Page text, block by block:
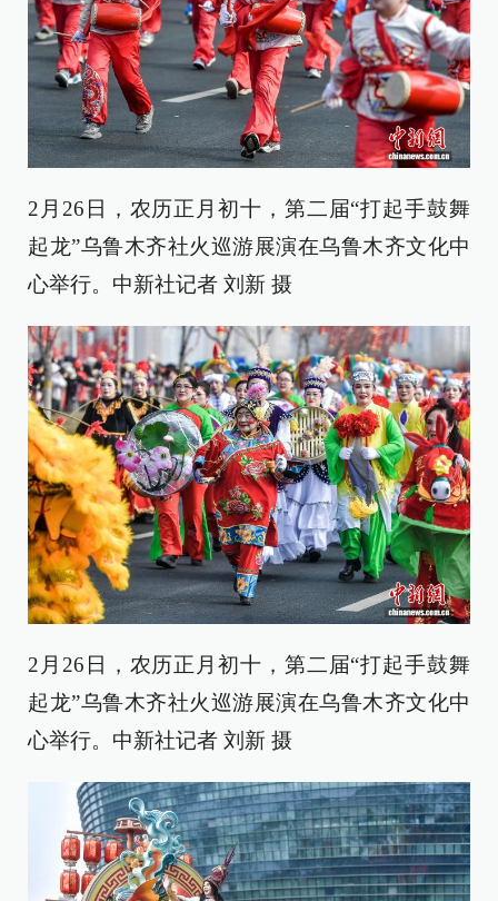
2月26日，农历正月初十，第二届“打起手鼓舞
起龙”乌鲁木齐社火巡游展演在乌鲁木齐文化中
心举行。中新社记者 刘新 摄
2月26日，农历正月初十，第二届“打起手鼓舞
起龙”乌鲁木齐社火巡游展演在乌鲁木齐文化中
心举行。中新社记者 刘新 摄